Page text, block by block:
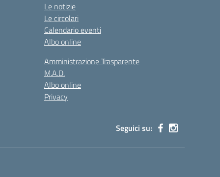
Le notizie
Le circolari
Calendario eventi
Albo online
Amministrazione Trasparente
M.A.D.
Albo online
Privacy
Seguici su: